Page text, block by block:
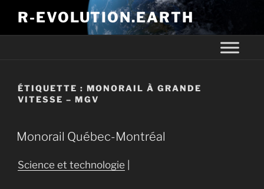
R-EVOLUTION.EARTH
ÉTIQUETTE : MONORAIL À GRANDE
VITESSE – MGV
Monorail Québec-Montréal
Science et technologie